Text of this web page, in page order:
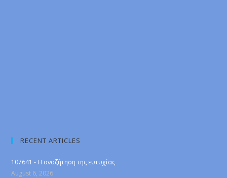
RECENT ARTICLES
107641 - Η αναζήτηση της ευτυχίας
August 6, 2026